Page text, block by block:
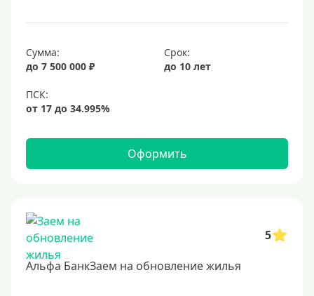
Сумма:
до 7 500 000 ₽
Срок:
до 10 лет
Оформить
5
Альфа БанкЗаем на обновление жилья